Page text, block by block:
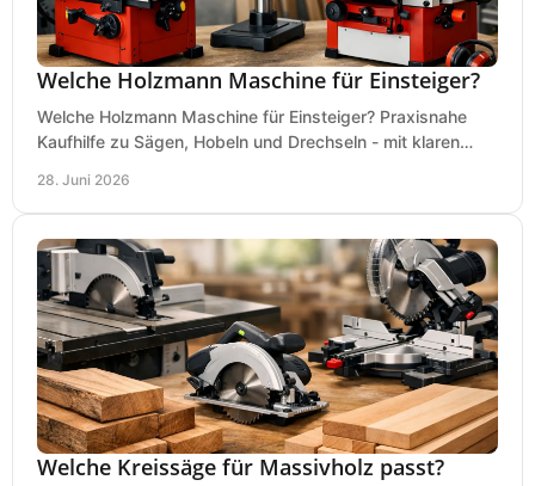
Welche Holzmann Maschine für Einsteiger?
Welche Holzmann Maschine für Einsteiger? Praxisnahe
Kaufhilfe zu Sägen, Hobeln und Drechseln - mit klaren
28. Juni 2026
Welche Kreissäge für Massivholz passt?